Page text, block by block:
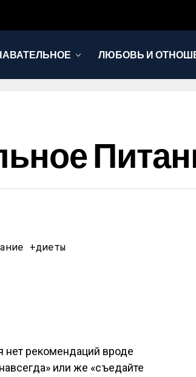
ЛЮБОВЬ И
нет рекомендаций вроде
или же «съедайте